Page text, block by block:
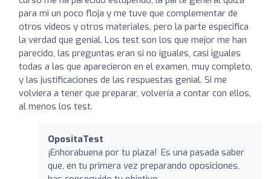
para mi un poco floja y me tuve que complementar de
otros videos y otros materiales, pero la parte especifica
la verdad que genial. Los test son los que mejor me han
parecido, las preguntas eran si no iguales, casi iguales
todas a las que aparecieron en el examen, muy completo,
y las justificaciones de las respuestas genial. Si me
volviera a tener que preparar, volvería a contar con ellos,
al menos los test.
OpositaTest
¡Enhorabuena por tu plaza! Es una pasada saber
que, en tu primera vez preparando oposiciones,